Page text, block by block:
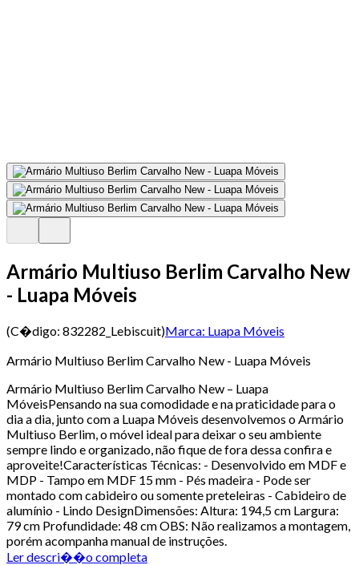
Armário Multiuso Berlim Carvalho New
- Luapa Móveis
(C�digo: 832282_Lebiscuit)Marca: Luapa Móveis
Armário Multiuso Berlim Carvalho New - Luapa Móveis
Armário Multiuso Berlim Carvalho New – Luapa
MóveisPensando na sua comodidade e na praticidade para o
dia a dia, junto com a Luapa Móveis desenvolvemos o Armário
Multiuso Berlim, o móvel ideal para deixar o seu ambiente
sempre lindo e organizado, não fique de fora dessa confira e
aproveite!Características Técnicas: - Desenvolvido em MDF e
MDP - Tampo em MDF 15 mm - Pés madeira - Pode ser
montado com cabideiro ou somente preteleiras - Cabideiro de
alumínio - Lindo DesignDimensões: Altura: 194,5 cm Largura:
79 cm Profundidade: 48 cm OBS: Não realizamos a montagem,
porém acompanha manual de instruções.
Ler descri��o completa